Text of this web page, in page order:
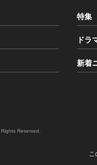
特集
ドラ
新着
Reserved.
こ